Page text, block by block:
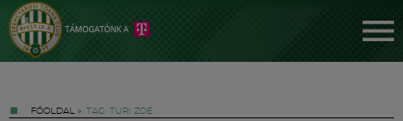
FŐOLDAL » TAG: TURI ZOÉ